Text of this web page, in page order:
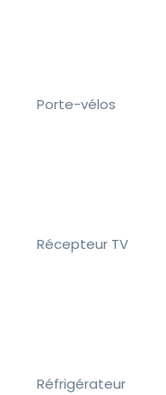
Porte-vélos
Récepteur TV
Réfrigérateur